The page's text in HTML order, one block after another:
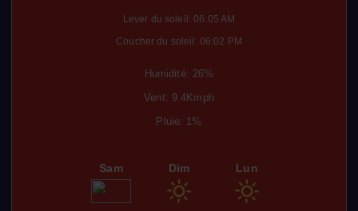
Lever du soleil: 06:05 AM
Coucher du soleil: 06:02 PM
Humidité: 26%
Vent: 9.4Kmph
Pluie: 1%
Sam Dim Lun